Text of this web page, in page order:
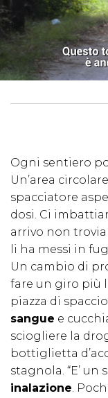
Ogni sentiero
Un’area
spacciatore
dosi. Ci
arrivo non
li ha messi in
Un cambio di
fare un giro più
piazza di
sangue e
sciogliere la
bottiglietta
stagnola. “E’ un
inalazione.